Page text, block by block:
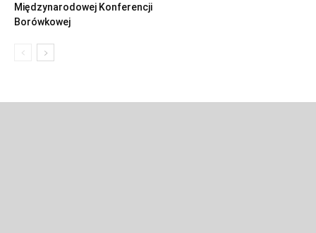
Międzynarodowej Konferencji
Borówkowej